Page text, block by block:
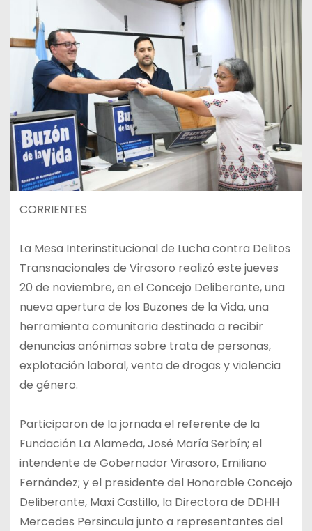
CORRIENTES
La Mesa Interinstitucional de Lucha contra Delitos
Transnacionales de Virasoro realizó este jueves
20 de noviembre, en el Concejo Deliberante, una
nueva apertura de los Buzones de la Vida, una
herramienta comunitaria destinada a recibir
denuncias anónimas sobre trata de personas,
explotación laboral, venta de drogas y violencia
de género.
Participaron de la jornada el referente de la
Fundación La Alameda, José María Serbín; el
intendente de Gobernador Virasoro, Emiliano
Fernández; y el presidente del Honorable Concejo
Deliberante, Maxi Castillo, la Directora de DDHH
Mercedes Persincula junto a representantes del